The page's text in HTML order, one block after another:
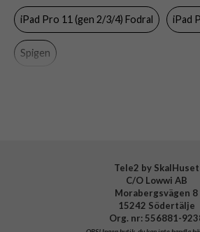
Färg
Material
iPad Pro 11 (gen 2/3/4) Fodral iPad
Spigen
Tele2 by SkalHuset
C/O Lowwi AB
Morabergsvägen 8
15242 Södertälje
Org. nr: 556881-